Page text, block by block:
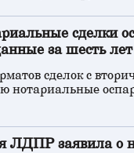
сделки
за шесть лет
сделок с
нотариальные
ЛДПР заявила о